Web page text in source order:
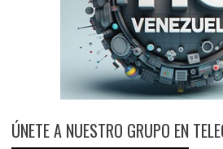
ÚNETE A NUESTRO GRUPO EN